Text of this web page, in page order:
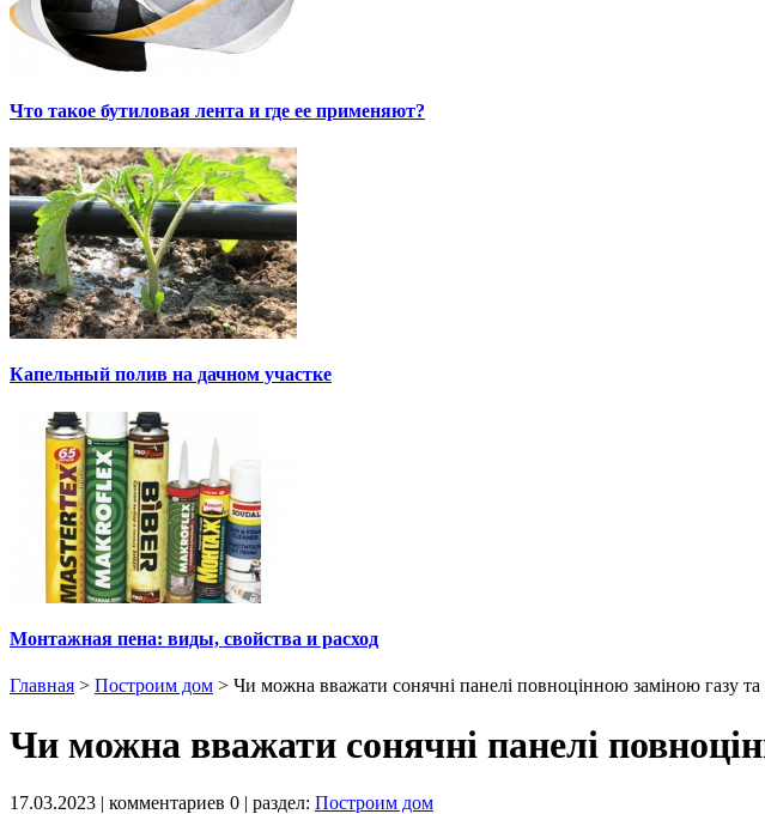
Что такое бутиловая лента и где ее применяют?
Капельный полив на дачном участке
Монтажная пена: виды, свойства и расход
Главная > Построим дом > Чи можна вважати сонячні панелі повноцінною заміною газу та
Чи можна вважати сонячні панелі
17.03.2023 | комментариев 0 | раздел: Построим дом